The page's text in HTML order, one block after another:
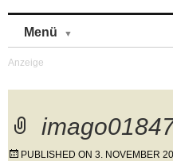
Menü
PUBLISHED ON 3. NOVEMBER